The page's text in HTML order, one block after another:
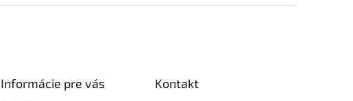
Informácie pre vás Kontakt